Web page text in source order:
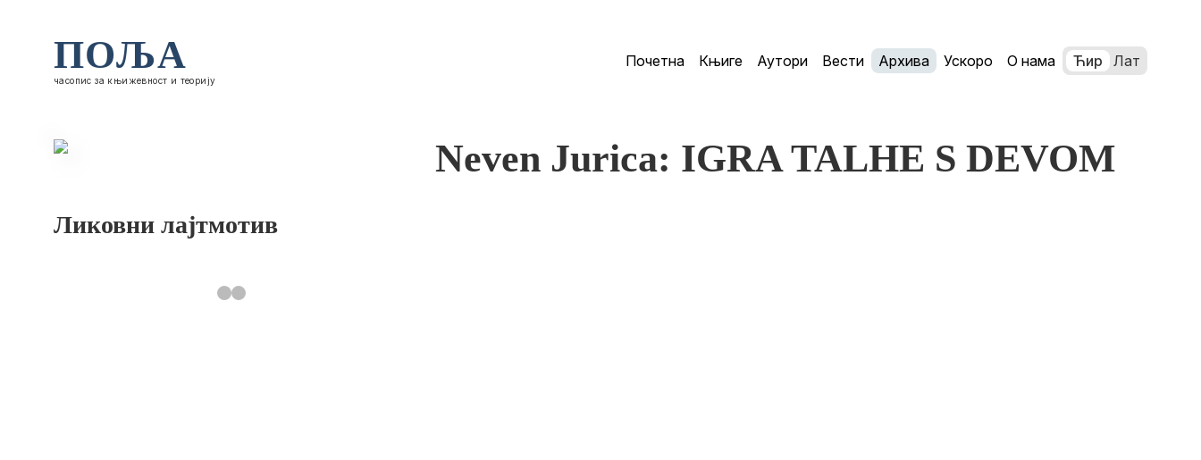
ПОЉА
часопис за књижевност и теорију
Почетна Књиге Аутори Вести Архива Ускоро О нама Ћир Лат
Ликовни лајтмотив
Neven Jurica: IGRA TALHE S DEVOM